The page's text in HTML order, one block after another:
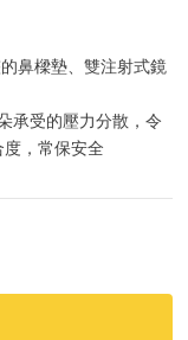
鼻樑墊、雙注射式鏡
承受的壓力分散，令
，常保安全